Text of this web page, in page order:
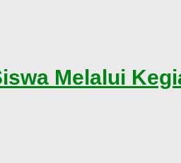
Melalui